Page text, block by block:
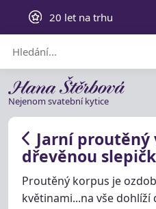
20 let na trhu
Nejenom svatební kytice
Jarní proutěný
dřevěnou
Proutěný korpus je
květinami...na vše dohlíží